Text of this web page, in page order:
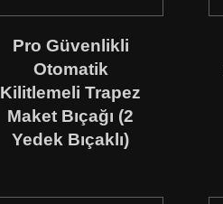
Pro Güvenlikli
Otomatik
Kilitlemeli Trapez
Maket Bıçağı (2
Yedek Bıçaklı)